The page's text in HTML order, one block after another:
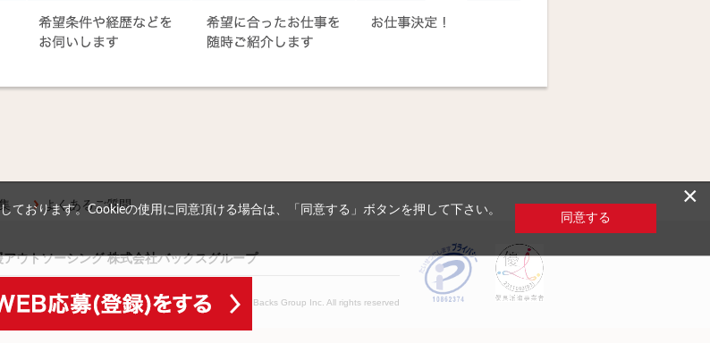
よくあるご質問
ウトソーシング 株式会社バックスグループ
(c) Copyright 2026 Backs Group Inc. All rights reserved
×
おります。Cookieの使用に同意頂ける場合は、「同意する」ボタンを押して下さい。
同意する